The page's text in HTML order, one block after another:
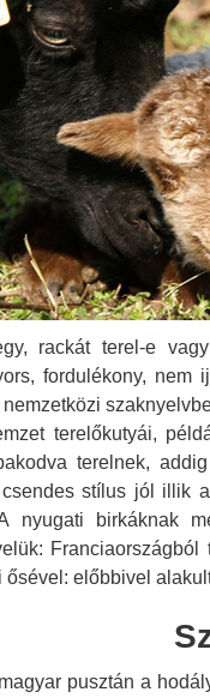
rackát terel-e
fordulékony, nem
terelőkutyái,
terelnek,
stílus jól illik
nyugati birkáknak
előbbivel
pusztán a